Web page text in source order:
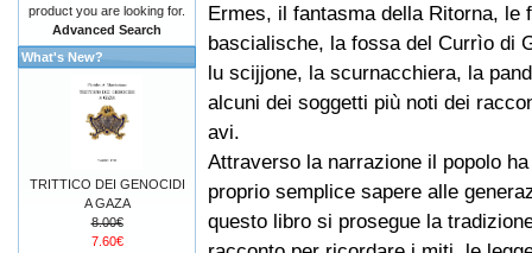
Ermes, il fantasma della Ritorna, le
bascialische, la fossa del Currìo di
lu scijjone, la scurnacchiera, la
alcuni dei soggetti più noti dei
avi.
Attraverso la narrazione il popolo
proprio semplice sapere alle
questo libro si prosegue la
product you are looking for.
Advanced Search
What's New?
TRITTICO DEI GENOCIDI
A GAZA
8.00€
7.60€